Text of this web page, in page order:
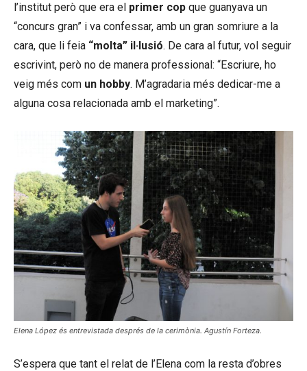
l’institut però que era el primer cop que guanyava un
“concurs gran” i va confessar, amb un gran somriure a la
cara, que li feia “molta” il·lusió. De cara al futur, vol seguir
escrivint, però no de manera professional: “Escriure, ho
veig més com un hobby. M’agradaria més dedicar-me a
alguna cosa relacionada amb el marketing”.
Elena López és entrevistada després de la cerimònia. Agustín Forteza.
S’espera que tant el relat de l’Elena com la resta d’obres